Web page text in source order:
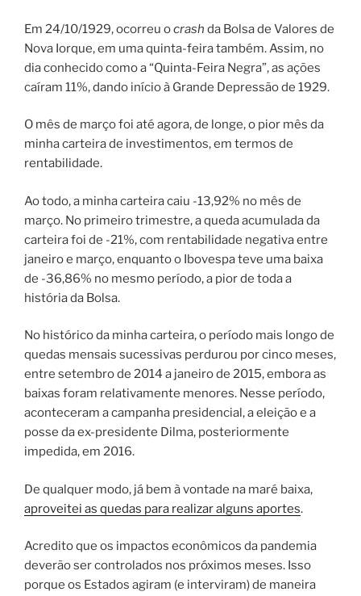
Em 24/10/1929, ocorreu ocrash da Bolsa de Valores de
Nova Iorque, em uma quinta-feira também. Assim, no
dia conhecido como a “Quinta-Feira Negra”, as ações
caíram 11%, dando início à Grande Depressão de 1929.
O mês de março foi até agora, de longe, o pior mês da
minha carteira de investimentos, em termos de
rentabilidade.
Ao todo, a minha carteira caiu -13,92% no mês de
março. No primeiro trimestre, a queda acumulada da
carteira foi de -21%, com rentabilidade negativa entre
janeiro e março, enquanto o Ibovespa teve uma baixa
de -36,86% no mesmo período, a pior de toda a
história da Bolsa.
No histórico da minha carteira, o período mais longo de
quedas mensais sucessivas perdurou por cinco meses,
entre setembro de 2014 a janeiro de 2015, embora as
baixas foram relativamente menores. Nesse período,
aconteceram a campanha presidencial, a eleição e a
posse da ex-presidente Dilma, posteriormente
impedida, em 2016.
De qualquer modo, já bem à vontade na maré baixa,
aproveitei as quedas para realizar alguns aportes.
Acredito que os impactos econômicos da pandemia
deverão ser controlados nos próximos meses. Isso
porque os Estados agiram (e interviram) de maneira